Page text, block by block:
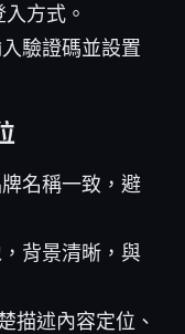
方式。
驗證碼並設置
名稱一致，避
背景清晰，與
描述內容定位、